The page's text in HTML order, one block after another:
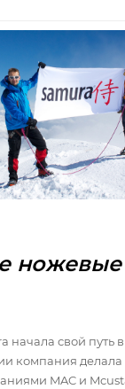
начала свой путь в
компания делала
MAC и